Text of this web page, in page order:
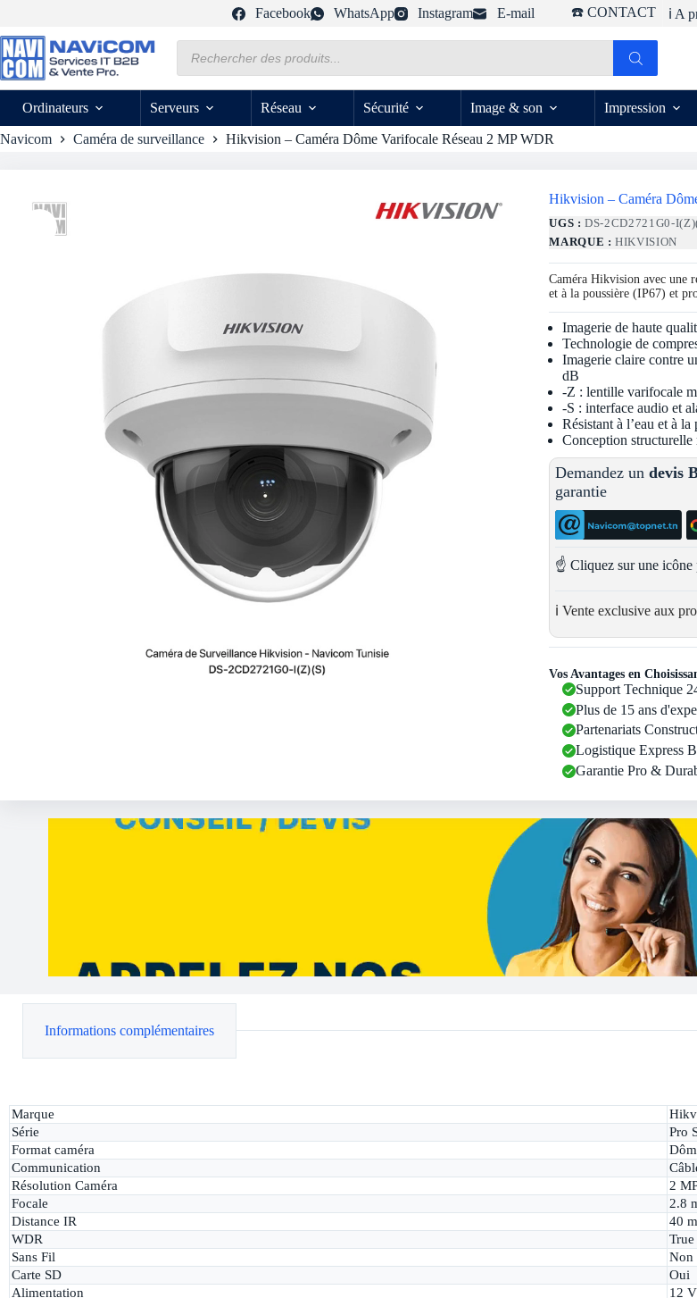
contenu
Facebook WhatsApp Instagram E-mail ☎️ CONTACT ℹ️ A
produits
Ordinateurs
Serveurs Réseau Sécurité Image & son Impression
Navicom Caméra de surveillance Hikvision – Caméra Dôme Varifocale Réseau 2 MP WDR
Hikvision – Caméra
UGS :DS-2CD2721G0-
MARQUE :HIKVISION
Caméra Hikvision avec une
et à la poussière (IP67) et
Imagerie de haute
Technologie de
Imagerie claire contre
dB
-Z : lentille varifocale
-S : interface audio et
Résistant à l’eau et à
Conception structurelle
Demandez undevis
garantie
☝️ Cliquez sur une icône
ℹ️ Vente exclusive aux
Vos Avantages en
Support Technique
Plus de 15 ans
Partenariats
Logistique Express
Garantie Pro &
Informations complémentaires
Marque
Série
Pro
Format caméra
Communication
Résolution Caméra
2
Focale
2.8
Distance IR
40 m
WDR
Sans Fil
Non
Carte SD
Oui
Alimentation
12 V